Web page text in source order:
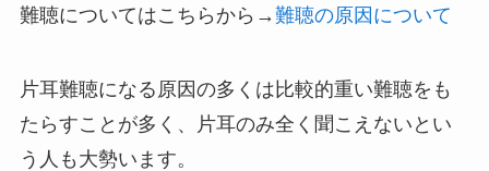
難聴についてはこちらから→難聴の原因について
片耳難聴になる原因の多くは比較的重い難聴をも
たらすことが多く、片耳のみ全く聞こえないとい
う人も大勢います。